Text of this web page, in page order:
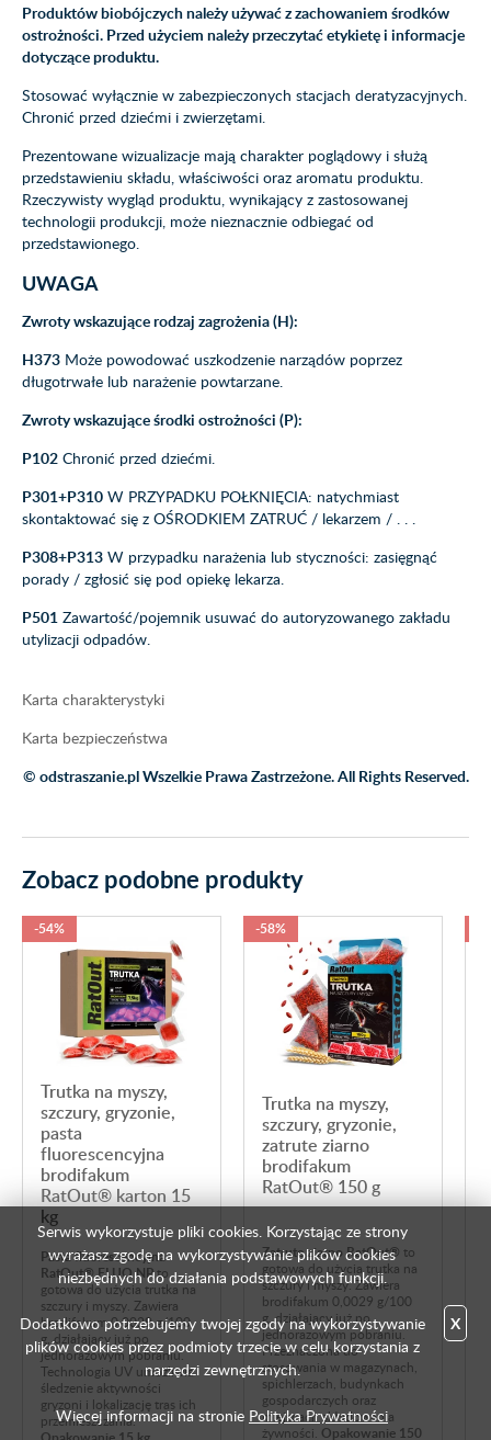
Produktów biobójczych należy używać z zachowaniem środków
ostrożności. Przed użyciem należy przeczytać etykietę i informacje
dotyczące produktu.
Stosować wyłącznie w zabezpieczonych stacjach deratyzacyjnych.
Chronić przed dziećmi i zwierzętami.
Prezentowane wizualizacje mają charakter poglądowy i służą
przedstawieniu składu, właściwości oraz aromatu produktu.
Rzeczywisty wygląd produktu, wynikający z zastosowanej
technologii produkcji, może nieznacznie odbiegać od
przedstawionego.
UWAGA
Zwroty wskazujące rodzaj zagrożenia (H):
H373 Może powodować uszkodzenie narządów poprzez
długotrwałe lub narażenie powtarzane.
Zwroty wskazujące środki ostrożności (P):
P102 Chronić przed dziećmi.
P301+P310 W PRZYPADKU POŁKNIĘCIA: natychmiast
skontaktować się z OŚRODKIEM ZATRUĆ / lekarzem / . . .
P308+P313 W przypadku narażenia lub styczności: zasięgnąć
porady / zgłosić się pod opiekę lekarza.
P501 Zawartość/pojemnik usuwać do autoryzowanego zakładu
utylizacji odpadów.
Karta charakterystyki
Karta bezpieczeństwa
© odstraszanie.pl Wszelkie Prawa Zastrzeżone. All Rights Reserved.
Zobacz podobne produkty
Trutka na myszy,
szczury, gryzonie,
pasta
fluorescencyjna
brodifakum
RatOut® karton 15
kg
-54%
Pasta fluorescencyjna
RatOut® FLUO NPto
gotowa do użycia trutka na
szczury i myszy. Zawiera
brodifakum 0,0029 g/100
g, działający już po
jednorazowym pobraniu.
Technologia UV umożliwia
śledzenie aktywności
gryzoni i lokalizację tras ich
przemieszczania.
Trutka na myszy,
szczury, gryzonie,
zatrute ziarno
brodifakum
RatOut® 150 g
-58%
Zatrute ziarno RatOut® to
gotowa do użycia trutka na
szczury i myszy. Zawiera
brodifakum 0,0029 g/100
g, działający już po
jednorazowym pobraniu.
Przeznaczona do
stosowania w magazynach,
spichlerzach, budynkach
gospodarczych oraz
miejscach składowania
żywności. Opakowanie 150
Serwis wykorzystuje pliki cookies. Korzystając ze strony
wyrażasz zgodę na wykorzystywanie plików cookies
niezbędnych do działania podstawowych funkcji.
Dodatkowo potrzebujemy twojej zgody na wykorzystywanie
plików cookies przez podmioty trzecie w celu korzystania z
narzędzi zewnętrznych.
Więcej informacji na stronie Polityka Prywatności
X